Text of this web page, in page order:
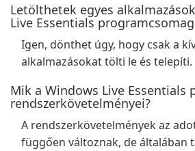
Letölthetek egyes
Live Essentials
Igen, dönthet úgy, hogy csak a
alkalmazásokat tölti le és telepíti.
Mik a Windows Live Essentials
rendszerkövetelményei?
A rendszerkövetelmények az
függően változnak, de általában